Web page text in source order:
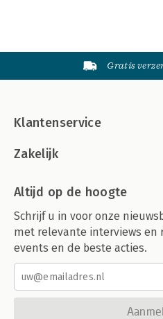
Gratis
Klantenservice
Zakelijk
Altijd op de hoogte
Schrijf u in voor onze
met relevante interviews en
events en de beste acties.